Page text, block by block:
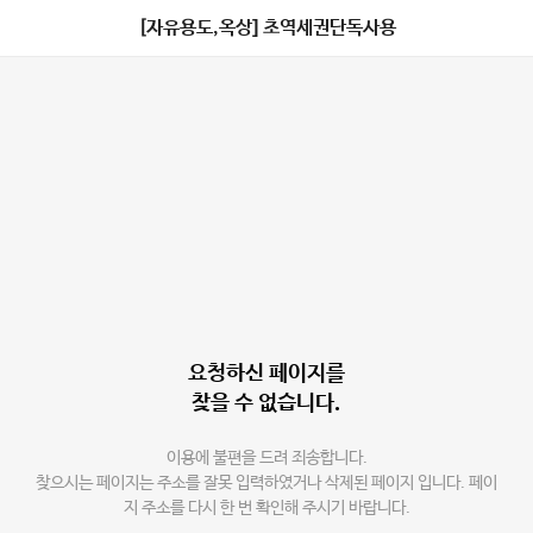
[자유용도,옥상] 초역세권단독사용
요청하신 페이지를
찾을 수 없습니다.
이용에 불편을 드려 죄송합니다.
찾으시는 페이지는 주소를 잘못 입력하였거나 삭제된 페이지 입니다. 페이
지 주소를 다시 한 번 확인해 주시기 바랍니다.